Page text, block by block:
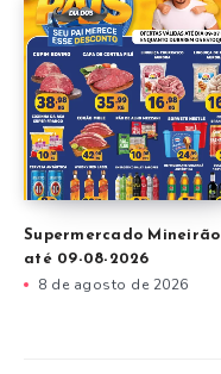
Supermercado Mineirão
até 09-08-2026
8 de agosto de 2026